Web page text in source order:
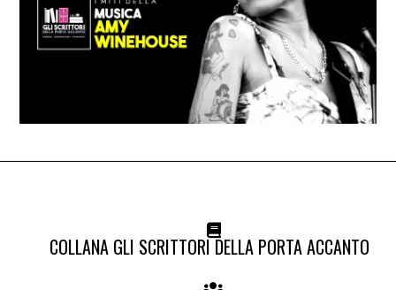
COLLANA GLI SCRITTORI DELLA PORTA ACCANTO